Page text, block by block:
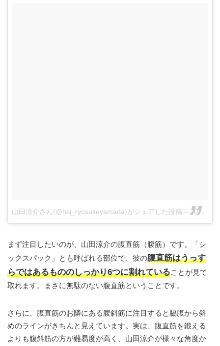
山田涼介さん(@hsj_ryosukeyamada)がシェアした投稿 – 2017 8月 20 4:26午前 PDT
まず注目したいのが、山田涼介の腹直筋（腹筋）です。「シ
ックスパック」とも呼ばれる部位で、彼の腹直筋はうっす
らではあるもののしっかり6つに割れていることが見て
取れます。まさに無駄のない腹直筋ということです。
さらに、腹直筋のお隣にある腹斜筋に注目すると脇腹から斜
めのラインがきちんと見えています。実は、腹直筋を鍛える
よりも腹斜筋の方が難易度が高く、山田涼介が様々な角度か